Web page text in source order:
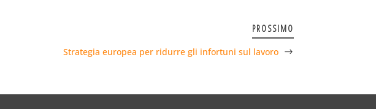
PROSSIMO
Strategia europea per ridurre gli infortuni sul lavoro